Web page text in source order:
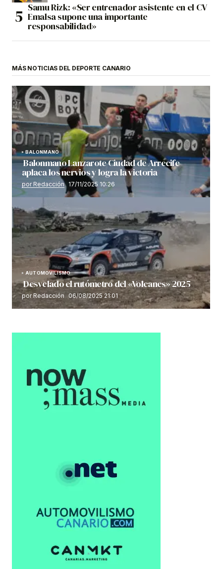
Samu Rizk: «Ser entrenador asistente en el CV
Emalsa supone una importante
responsabilidad»
MÁS NOTICIAS DEL DEPORTE CANARIO
BALONMANO
Balonmano Lanzarote Ciudad de Arrecife
aplaca los nervios y logra la victoria
por Redacción 17/11/2025 10:26
AUTOMOVILISMO
Desvelado el rutómetro del «Volcanes» 2025
por Redacción 06/08/2025 21:01